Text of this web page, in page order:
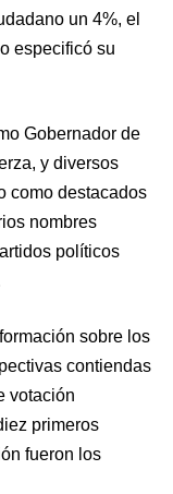
un 4%, el
especificó su
Gobernador de
y diversos
como destacados
nombres
políticos
sobre los
contiendas
votación
primeros
fueron los